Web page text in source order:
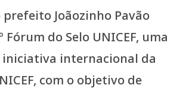
prefeito Joãozinho Pavão
Fórum do Selo UNICEF, uma
internacional da
com o objetivo de